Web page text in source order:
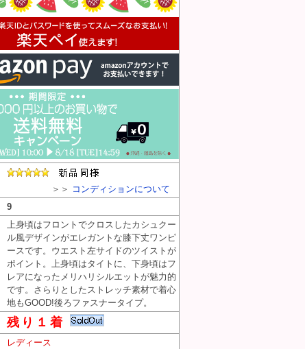
＞＞ コンディションについて
9
上身頃はフロントでクロスしたカシュクー
ル風デザインがエレガントな膝下丈ワンピ
ースです。ウエスト左サイドのツイストが
ポイント。上身頃はタイトに、下身頃はフ
レアになったメリハリシルエットが魅力的
です。さらりとしたストレッチ素材で着心
地もGOOD!後ろファスナータイプ。
残り１着
レディース